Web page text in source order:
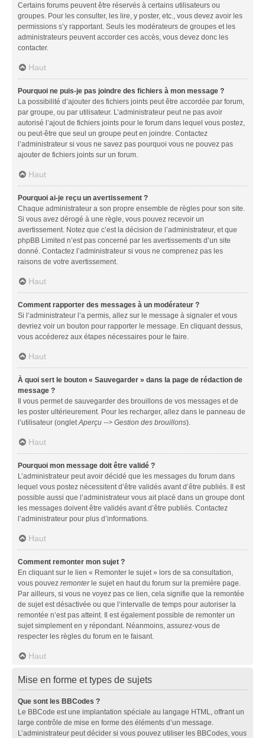
Certains forums peuvent être réservés à certains utilisateurs ou
groupes. Pour les consulter, les lire, y poster, etc., vous devez avoir les
permissions s’y rapportant. Seuls les modérateurs de groupes et les
administrateurs peuvent accorder ces accès, vous devez donc les
contacter.
Haut
Pourquoi ne puis-je pas joindre des fichiers à mon message ?
La possibilité d’ajouter des fichiers joints peut être accordée par forum,
par groupe, ou par utilisateur. L’administrateur peut ne pas avoir
autorisé l’ajout de fichiers joints pour le forum dans lequel vous postez,
ou peut-être que seul un groupe peut en joindre. Contactez
l’administrateur si vous ne savez pas pourquoi vous ne pouvez pas
ajouter de fichiers joints sur un forum.
Haut
Pourquoi ai-je reçu un avertissement ?
Chaque administrateur a son propre ensemble de règles pour son site.
Si vous avez dérogé à une règle, vous pouvez recevoir un
avertissement. Notez que c’est la décision de l’administrateur, et que
phpBB Limited n’est pas concerné par les avertissements d’un site
donné. Contactez l’administrateur si vous ne comprenez pas les
raisons de votre avertissement.
Haut
Comment rapporter des messages à un modérateur ?
Si l’administrateur l’a permis, allez sur le message à signaler et vous
devriez voir un bouton pour rapporter le message. En cliquant dessus,
vous accéderez aux étapes nécessaires pour le faire.
Haut
À quoi sert le bouton « Sauvegarder » dans la page de rédaction de
message ?
Il vous permet de sauvegarder des brouillons de vos messages et de
les poster ultérieurement. Pour les recharger, allez dans le panneau de
l’utilisateur (onglet Aperçu --> Gestion des brouillons).
Haut
Pourquoi mon message doit être validé ?
L’administrateur peut avoir décidé que les messages du forum dans
lequel vous postez nécessitent d’être validés avant d’être publiés. Il est
possible aussi que l’administrateur vous ait placé dans un groupe dont
les messages doivent être validés avant d’être publiés. Contactez
l’administrateur pour plus d’informations.
Haut
Comment remonter mon sujet ?
En cliquant sur le lien « Remonter le sujet » lors de sa consultation,
vous pouvez remonterle sujet en haut du forum sur la première page.
Par ailleurs, si vous ne voyez pas ce lien, cela signifie que la remontée
de sujet est désactivée ou que l’intervalle de temps pour autoriser la
remontée n’est pas atteint. Il est également possible de remonter un
sujet simplement en y répondant. Néanmoins, assurez-vous de
respecter les règles du forum en le faisant.
Haut
Mise en forme et types de sujets
Que sont les BBCodes ?
Le BBCode est une implantation spéciale au langage HTML, offrant un
large contrôle de mise en forme des éléments d’un message.
L’administrateur peut décider si vous pouvez utiliser les BBCodes, vous